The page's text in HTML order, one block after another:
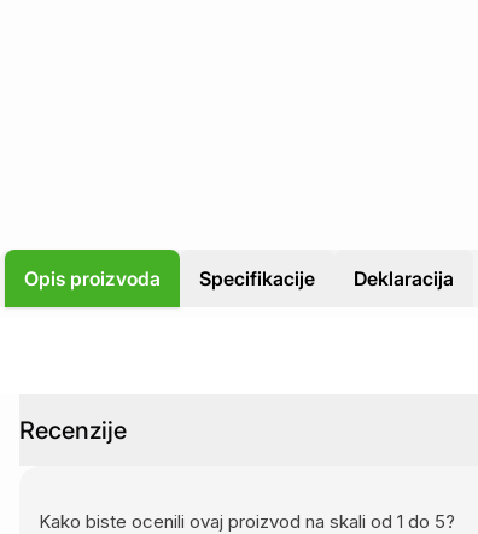
Opis proizvoda Specifikacije Deklaracija
Recenzije
Kako biste ocenili ovaj proizvod na skali od 1 do 5?